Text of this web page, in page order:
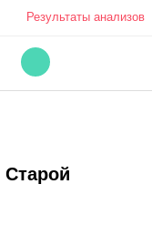
Результаты анализов